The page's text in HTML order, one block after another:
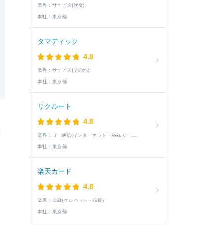
業界： サービス(飲食)
本社： 東京都
タマディック
4.8
業界： サービス(その他)
本社： 東京都
リクルート
4.8
業界：
本社： 東京都
楽天カード
4.8
業界： 金融(クレジット・信販)
本社： 東京都